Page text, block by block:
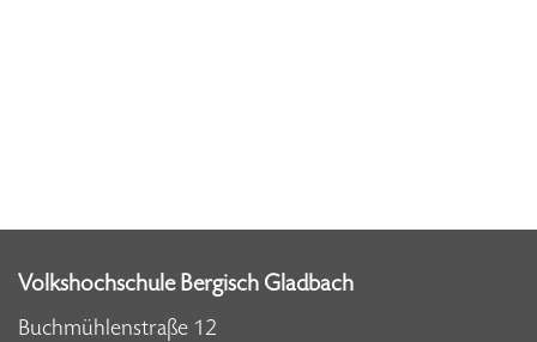
Volkshochschule Bergisch Gladbach
Buchmühlenstraße 12